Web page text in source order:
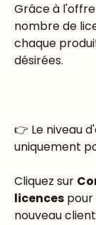
Grâce à
nombre de
chaque
désirées.
👉 Le niveau
uniquement
Cliquez sur
licences
nouveau